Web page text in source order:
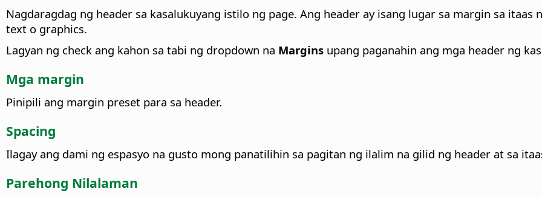
Nagdaragdag ng header sa kasalukuyang istilo ng page. Ang header ay isang lugar sa margin sa itaas
text o graphics.
Lagyan ng check ang kahon sa tabi ng dropdown na Margins upang paganahin ang mga header ng
Mga margin
Pinipili ang margin preset para sa header.
Spacing
Ilagay ang dami ng espasyo na gusto mong panatilihin sa pagitan ng ilalim na gilid ng header at sa
Parehong Nilalaman